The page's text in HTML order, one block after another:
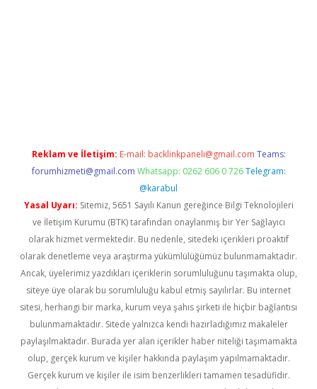
Reklam ve İletişim: E-mail: backlinkpaneli@gmail.com Teams:
forumhizmeti@gmail.com Whatsapp: 0262 606 0 726 Telegram:
@karabul
Yasal Uyarı: Sitemiz, 5651 Sayılı Kanun gereğince Bilgi Teknolojileri
ve İletişim Kurumu (BTK) tarafından onaylanmış bir Yer Sağlayıcı
olarak hizmet vermektedir. Bu nedenle, sitedeki içerikleri proaktif
olarak denetleme veya araştırma yükümlülüğümüz bulunmamaktadır.
Ancak, üyelerimiz yazdıkları içeriklerin sorumluluğunu taşımakta olup,
siteye üye olarak bu sorumluluğu kabul etmiş sayılırlar. Bu internet
sitesi, herhangi bir marka, kurum veya şahıs şirketi ile hiçbir bağlantısı
bulunmamaktadır. Sitede yalnızca kendi hazırladığımız makaleler
paylaşılmaktadır. Burada yer alan içerikler haber niteliği taşımamakta
olup, gerçek kurum ve kişiler hakkında paylaşım yapılmamaktadır.
Gerçek kurum ve kişiler ile isim benzerlikleri tamamen tesadüfidir.